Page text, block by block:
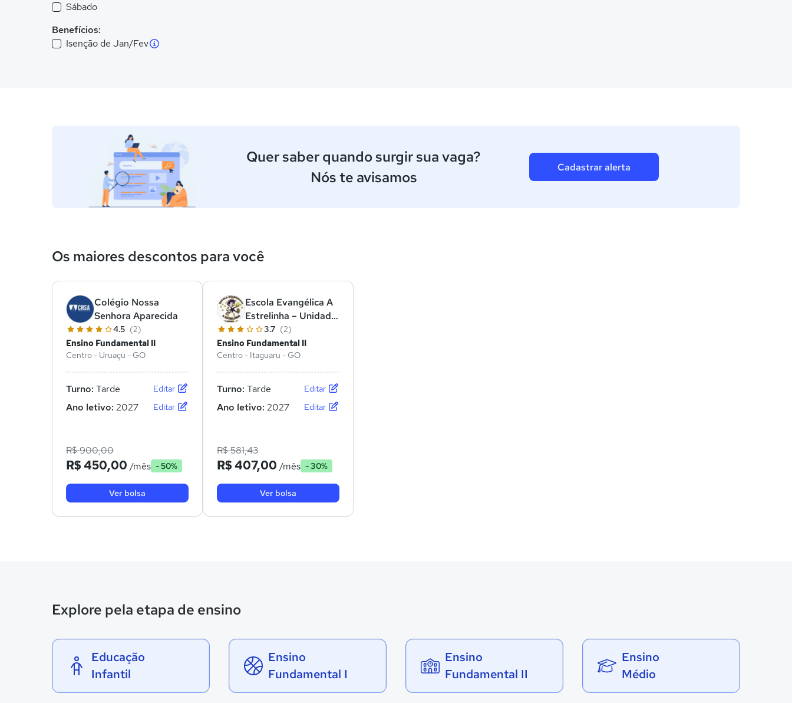
Sábado
Benefícios:
Isenção de Jan/Fev
Quer saber quando surgir sua vaga?
Nós te avisamos
Cadastrar alerta
Os maiores descontos para você
Colégio Nossa
Senhora Aparecida
4.5 (2)
Ensino Fundamental II
Centro - Uruaçu - GO
Turno: Tarde Editar
Ano letivo: 2027 Editar
R$ 900,00
R$ 450,00 /mês - 50%
Ver bolsa
Escola Evangélica A
Estrelinha – Unidade
I
3.7 (2)
Ensino Fundamental II
Centro - Itaguaru - GO
Turno: Tarde Editar
Ano letivo: 2027 Editar
R$ 581,43
R$ 407,00 /mês - 30%
Ver bolsa
Explore pela etapa de ensino
Educação
Infantil
Ensino
Fundamental I
Ensino
Fundamental II
Ensino
Médio